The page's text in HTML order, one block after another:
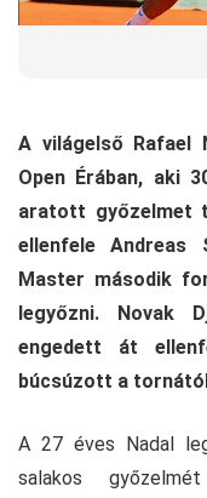
A világelső Rafael
Open Érában, aki
aratott győzelmet
ellenfele Andreas
Master második
legyőzni. Novak
engedett át
búcsúzott a
A 27 éves Nadal
salakos